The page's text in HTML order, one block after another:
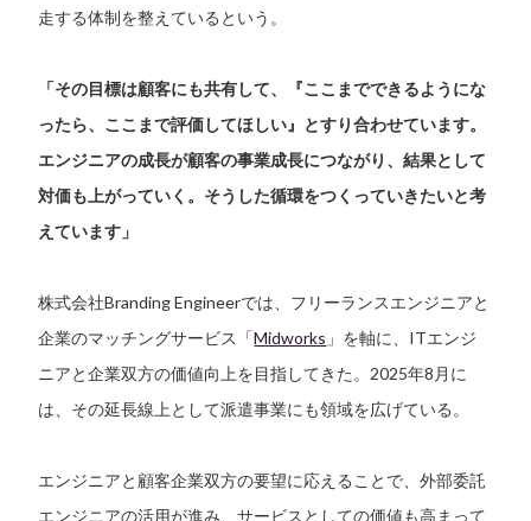
走する体制を整えているという。
「その目標は顧客にも共有して、『ここまでできるようにな
ったら、ここまで評価してほしい』とすり合わせています。
エンジニアの成長が顧客の事業成長につながり、結果として
対価も上がっていく。そうした循環をつくっていきたいと考
えています」
株式会社Branding Engineerでは、フリーランスエンジニアと
企業のマッチングサービス「Midworks 」を軸に、ITエンジ
ニアと企業双方の価値向上を目指してきた。2025年8月に
は、その延長線上として派遣事業にも領域を広げている。
エンジニアと顧客企業双方の要望に応えることで、外部委託
エンジニアの活用が進み、サービスとしての価値も高まって